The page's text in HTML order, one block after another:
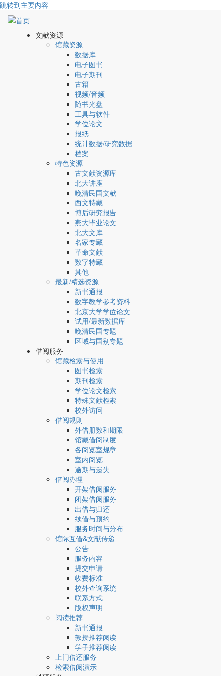
跳转到主要内容
文献资源
馆藏资源
数据库
电子图书
电子期刊
古籍
视频/音频
随书光盘
工具与软件
学位论文
报纸
统计数据/研究数据
档案
特色资源
古文献资源库
北大讲座
晚清民国文献
西文特藏
博后研究报告
燕大毕业论文
北大文库
名家专藏
革命文献
数字特藏
其他
最新/精选资源
新书通报
数字教学参考资料
北京大学学位论文
试用/最新数据库
晚清民国专题
区域与国别专题
借阅服务
馆藏检索与使用
图书检索
期刊检索
学位论文检索
特殊文献检索
校外访问
借阅规则
外借册数和期限
馆藏借阅制度
各阅览室规章
室内阅览
逾期与遗失
借阅办理
开架借阅服务
闭架借阅服务
出借与归还
续借与预约
服务时间与分布
馆际互借&文献传递
公告
服务内容
提交申请
收费标准
校外查询系统
联系方式
版权声明
阅读推荐
新书通报
教授推荐阅读
学子推荐阅读
上门借还服务
检索借阅演示